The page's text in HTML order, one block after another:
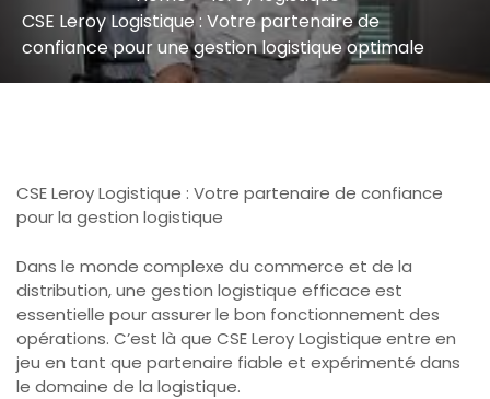
CSE Leroy Logistique : Votre partenaire de
confiance pour une gestion logistique optimale
CSE Leroy Logistique : Votre partenaire de confiance
pour la gestion logistique
Dans le monde complexe du commerce et de la
distribution, une gestion logistique efficace est
essentielle pour assurer le bon fonctionnement des
opérations. C’est là que CSE Leroy Logistique entre en
jeu en tant que partenaire fiable et expérimenté dans
le domaine de la logistique.